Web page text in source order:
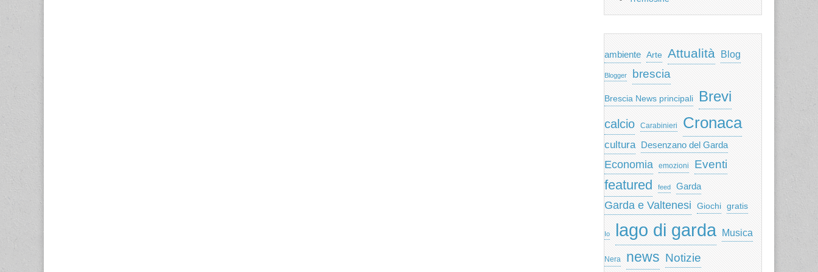
ambiente Arte Attualità Blog
Blogger brescia
Brescia News principali Brevi
calcio Carabinieri Cronaca
cultura Desenzano del Garda
Economia emozioni Eventi
featured feed Garda
Garda e Valtenesi Giochi gratis
Io lago di garda Musica
Nera news Notizie